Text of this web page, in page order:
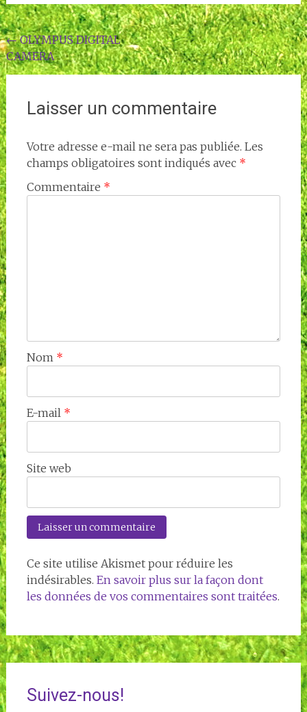
Navigation
de
l'article
←OLYMPUS DIGITAL
CAMERA
Laisser un commentaire
Votre adresse e-mail ne sera pas publiée. Les
champs obligatoires sont indiqués avec *
Commentaire *
Nom *
E-mail *
Site web
Ce site utilise Akismet pour réduire les
indésirables. En savoir plus sur la façon dont
les données de vos commentaires sont traitées.
Suivez-nous!